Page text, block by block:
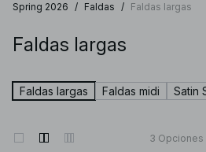
Spring 2026 / Faldas / Faldas largas
Faldas largas
Faldas largas Faldas midi Satin
3 Opciones